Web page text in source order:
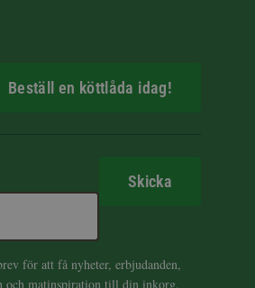
Beställ en köttlåda idag!
Skicka
för att få nyheter, erbjudanden,
och matinspiration till din inkorg.